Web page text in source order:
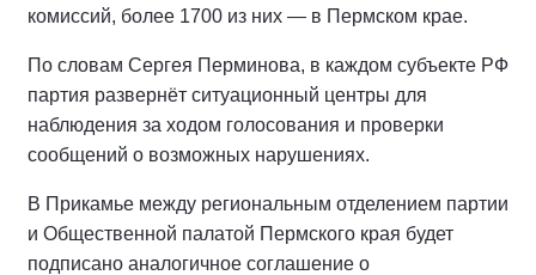
комиссий, более 1700 из них — в Пермском крае.
По словам Сергея Перминова, в каждом субъекте РФ
партия развернёт ситуационный центры для
наблюдения за ходом голосования и проверки
сообщений о возможных нарушениях.
В Прикамье между региональным отделением партии
и Общественной палатой Пермского края будет
подписано аналогичное соглашение о